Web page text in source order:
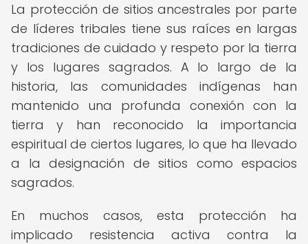
La protección de sitios ancestrales por parte
de líderes tribales tiene sus raíces en largas
tradiciones de cuidado y respeto por la tierra
y los lugares sagrados. A lo largo de la
historia, las comunidades indígenas han
mantenido una profunda conexión con la
tierra y han reconocido la importancia
espiritual de ciertos lugares, lo que ha llevado
a la designación de sitios como espacios
sagrados.
En muchos casos, esta protección ha
implicado resistencia activa contra la